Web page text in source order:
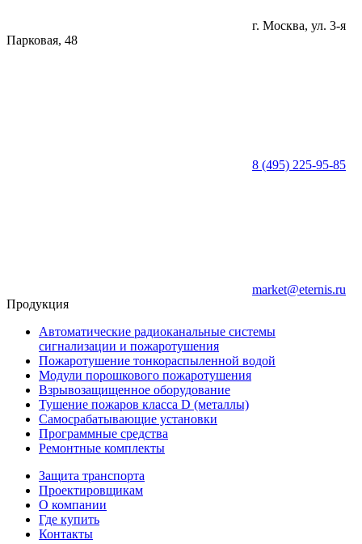
г. Москва, ул. 3-я
Парковая, 48
8 (495) 225-95-85
market@eternis.ru
Продукция
Автоматические радиоканальные системы
сигнализации и пожаротушения
Пожаротушение тонкораспыленной водой
Модули порошкового пожаротушения
Взрывозащищенное оборудование
Тушение пожаров класса D (металлы)
Самосрабатывающие установки
Программные средства
Ремонтные комплекты
Защита транспорта
Проектировщикам
О компании
Где купить
Контакты